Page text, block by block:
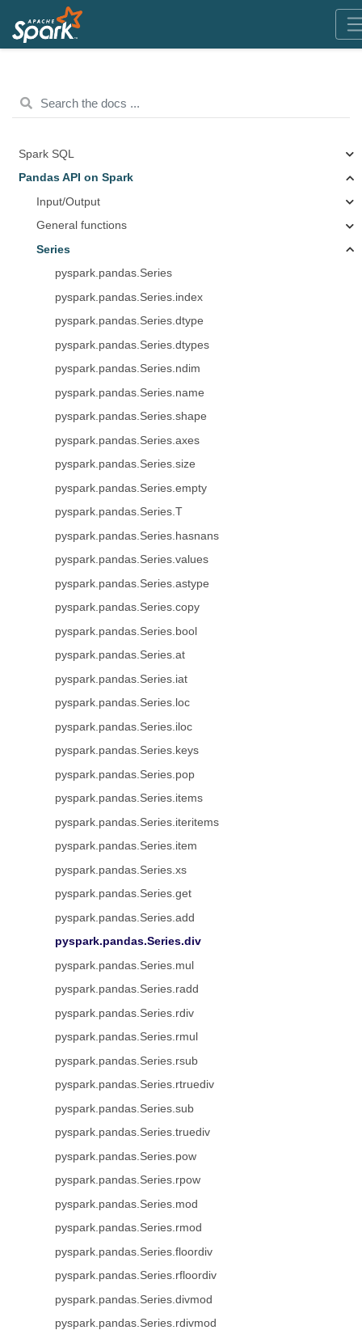
Spark SQL
Pandas API on Spark
Input/Output
General functions
Series
pyspark.pandas.Series
pyspark.pandas.Series.index
pyspark.pandas.Series.dtype
pyspark.pandas.Series.dtypes
pyspark.pandas.Series.ndim
pyspark.pandas.Series.name
pyspark.pandas.Series.shape
pyspark.pandas.Series.axes
pyspark.pandas.Series.size
pyspark.pandas.Series.empty
pyspark.pandas.Series.T
pyspark.pandas.Series.hasnans
pyspark.pandas.Series.values
pyspark.pandas.Series.astype
pyspark.pandas.Series.copy
pyspark.pandas.Series.bool
pyspark.pandas.Series.at
pyspark.pandas.Series.iat
pyspark.pandas.Series.loc
pyspark.pandas.Series.iloc
pyspark.pandas.Series.keys
pyspark.pandas.Series.pop
pyspark.pandas.Series.items
pyspark.pandas.Series.iteritems
pyspark.pandas.Series.item
pyspark.pandas.Series.xs
pyspark.pandas.Series.get
pyspark.pandas.Series.add
pyspark.pandas.Series.div
pyspark.pandas.Series.mul
pyspark.pandas.Series.radd
pyspark.pandas.Series.rdiv
pyspark.pandas.Series.rmul
pyspark.pandas.Series.rsub
pyspark.pandas.Series.rtruediv
pyspark.pandas.Series.sub
pyspark.pandas.Series.truediv
pyspark.pandas.Series.pow
pyspark.pandas.Series.rpow
pyspark.pandas.Series.mod
pyspark.pandas.Series.rmod
pyspark.pandas.Series.floordiv
pyspark.pandas.Series.rfloordiv
pyspark.pandas.Series.divmod
pyspark.pandas.Series.rdivmod